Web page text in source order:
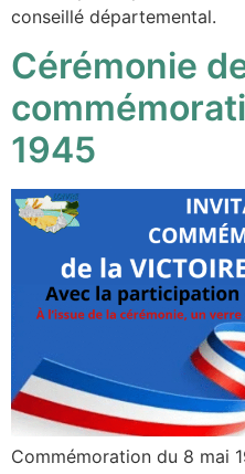
conseillé départemental.
Cérémonie
1945
Commémoration du 8 mai